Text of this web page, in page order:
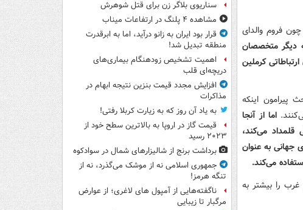
فروم والدای
دیگر متخصصان
کرملین
اینکه
اما از آنجا
قلمداد می‌کند،
جهانی به عنوان
می‌کند.
را بیشتر به
سناریوی بلاگر زن برای قتل شوهرش
مشاهده ۴ پلنگ در ارتفاعات میناب
قرار بود ایران به زانو درآید، اما به ابرقدرت
منطقه تبدیل شد!
اهمیت تشخیص زودهنگام بیماری‌های
دریچه‌ای قلب
افزایش مجدد قیمت بنزین نتیجه ابهام در
مذاکرات
به یاد آن روز که به زیارت کربلا رفتی!
قیمت گاز در اروپا به بالاترین سطح خود از
۲۰۲۳ رسید
برداشت برنج از شالیزارهای شمال در سوادکوه
جمهوری اسلامی نه از موشک می‌گذرد، نه از
تنگه هرمز!
ناگفته‌هایی از آمپول های لاغری؛ از عوارض
مرگبار تا زیبایی